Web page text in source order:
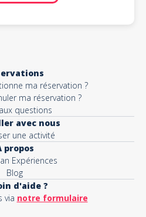
ma réservation ?
ma réservation ?
questions
avec nous
une activité
propos
Expériences
Blog
d'aide ?
via notre formulaire